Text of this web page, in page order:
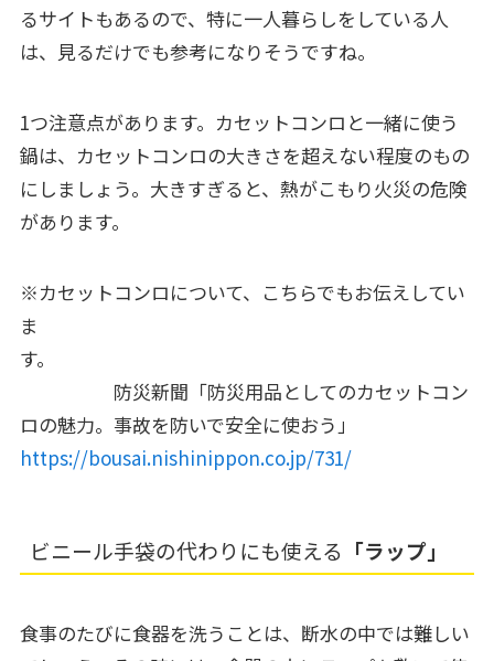
るサイトもあるので、特に一人暮らしをしている人
は、見るだけでも参考になりそうですね。
1つ注意点があります。カセットコンロと一緒に使う
鍋は、カセットコンロの大きさを超えない程度のもの
にしましょう。大きすぎると、熱がこもり火災の危険
があります。
※カセットコンロについて、こちらでもお伝えしてい
ま
す。
防災新聞「防災用品としてのカセットコン
ロの魅力。事故を防いで安全に使おう」
https://bousai.nishinippon.co.jp/731/
ビニール手袋の代わりにも使える 「ラップ」
食事のたびに食器を洗うことは、断水の中では難しい